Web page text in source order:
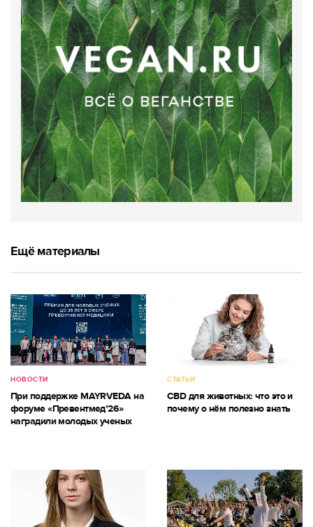
Ещё материалы
НОВОСТИ
При поддержке MAYRVEDA на
форуме «Превентмед’26»
наградили молодых ученых
СТАТЬИ
CBD для животных: что это и
почему о нём полезно знать